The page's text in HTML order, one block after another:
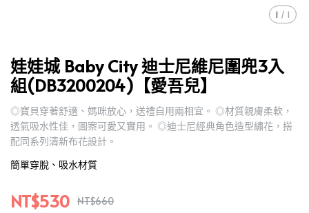
1 / 1
娃娃城 Baby City 迪士尼維尼圍兜3入
組(DB3200204)【愛吾兒】
◎寶貝穿著舒適、媽咪放心，送禮自用兩相宜。 ◎材質親膚柔軟，
透氣吸水性佳，圖案可愛又實用。 ◎迪士尼經典角色造型繡花，搭
配同系列清新布花設計。
簡單穿脫、吸水材質
NT$530 NT$660